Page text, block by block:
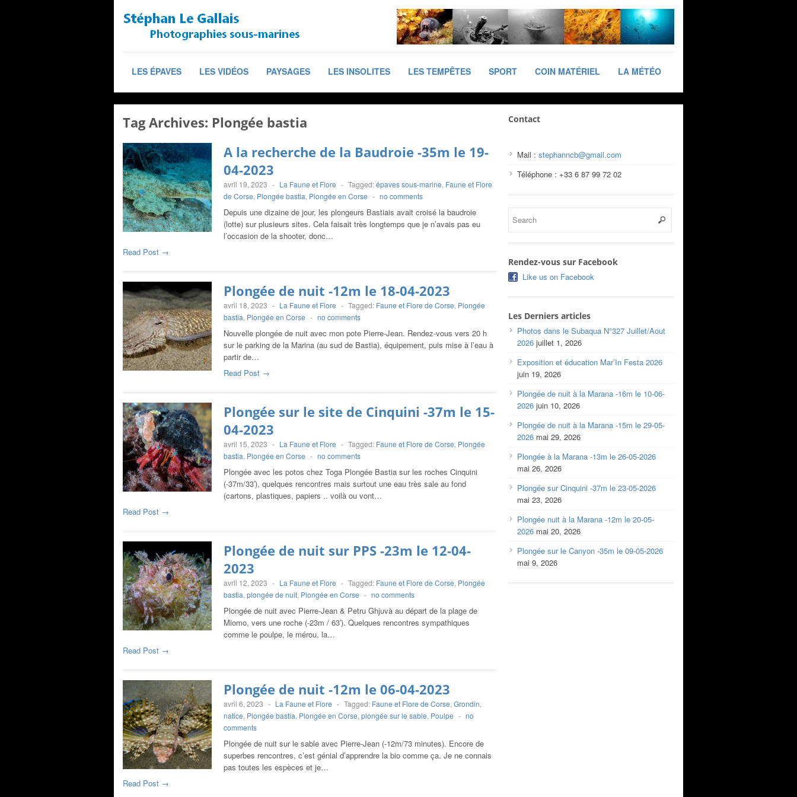
LES ÉPAVES LES VIDÉOS PAYSAGES LES INSOLITES LES TEMPÊTES SPORT COIN MATÉRIEL LA MÉTÉO
Tag Archives: Plongée bastia
A la recherche de la Baudroie -35m le 19-
04-2023
avril 19, 2023 - La Faune et Flore - Tagged:épaves sous-marine, Faune et Flore
de Corse, Plongée bastia, Plongée en Corse - no comments
Depuis une dizaine de jour, les plongeurs Bastiais avait croisé la baudroie
(lotte) sur plusieurs sites. Cela faisait très longtemps que je n’avais pas eu
l’occasion de la shooter, donc…
Read Post →
Plongée de nuit -12m le 18-04-2023
avril 18, 2023 - La Faune et Flore - Tagged: Faune et Flore de Corse, Plongée
bastia, Plongée en Corse - no comments
Nouvelle plongée de nuit avec mon pote Pierre-Jean. Rendez-vous vers 20 h
sur le parking de la Marina (au sud de Bastia), équipement, puis mise à l’eau à
partir de…
Read Post →
Plongée sur le site de Cinquini -37m le 15-
04-2023
avril 15, 2023 - La Faune et Flore - Tagged: Faune et Flore de Corse, Plongée
bastia, Plongée en Corse - no comments
Plongée avec les potos chez Toga Plongée Bastia sur les roches Cinquini
(-37m/33′), quelques rencontres mais surtout une eau très sale au fond
(cartons, plastiques, papiers .. voilà ou vont…
Read Post →
Plongée de nuit sur PPS -23m le 12-04-
2023
avril 12, 2023 - La Faune et Flore - Tagged: Faune et Flore de Corse, Plongée
bastia, plongée de nuit, Plongée en Corse - no comments
Plongée de nuit avec Pierre-Jean & Petru Ghjuvà au départ de la plage de
Miomo, vers une roche (-23m / 63′). Quelques rencontres sympathiques
comme le poulpe, le mérou, la…
Read Post →
Plongée de nuit -12m le 06-04-2023
avril 6, 2023 - La Faune et Flore - Tagged: Faune et Flore de Corse, Grondin,
natice, Plongée bastia, Plongée en Corse, plongée sur le sable, Poulpe - no
comments
Plongée de nuit sur le sable avec Pierre-Jean (-12m/73 minutes). Encore de
superbes rencontres, c’est génial d’apprendre la bio comme ça. Je ne connais
pas toutes les espèces et je…
Read Post →
Contact
Mail : stephanncb@gmail.com
Téléphone : +33 6 87 99 72 02
Rendez-vous sur Facebook
Like us on Facebook
Les Derniers articles
Photos dans le Subaqua N°327 Juillet/Aout
2026 juillet 1, 2026
Exposition et éducation Mar’In Festa 2026
juin 19, 2026
Plongée de nuit à la Marana -16m le 10-06-
2026 juin 10, 2026
Plongée de nuit à la Marana -15m le 29-05-
2026 mai 29, 2026
Plongée à la Marana -13m le 26-05-2026
mai 26, 2026
Plongée sur Cinquini -37m le 23-05-2026
mai 23, 2026
Plongée nuit à la Marana -12m le 20-05-
2026 mai 20, 2026
Plongée sur le Canyon -35m le 09-05-2026
mai 9, 2026